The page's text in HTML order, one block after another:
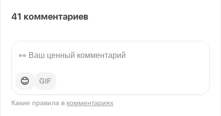
41 комментариев
😊
Какие правила в комментариях